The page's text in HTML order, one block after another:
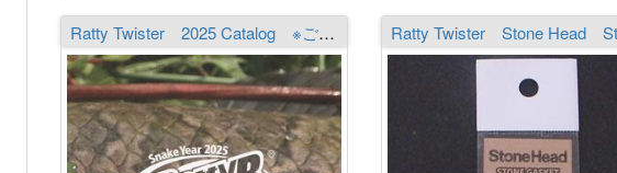
Ratty Twister 2025 Catalog ※ご注文はおひとり様1部までとなります。必ず商品詳細をご覧の上ご注文下さい。